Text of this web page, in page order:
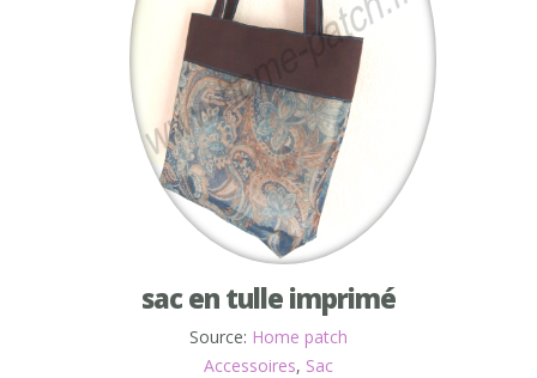
sac en tulle imprimé
Source: Home patch
Accessoires, Sac